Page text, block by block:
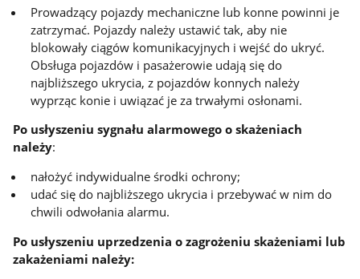
Prowadzący pojazdy mechaniczne lub konne powinni je
zatrzymać. Pojazdy należy ustawić tak, aby nie
blokowały ciągów komunikacyjnych i wejść do ukryć.
Obsługa pojazdów i pasażerowie udają się do
najbliższego ukrycia, z pojazdów konnych należy
wyprząc konie i uwiązać je za trwałymi osłonami.
Po usłyszeniu sygnału alarmowego o skażeniach
należy:
nałożyć indywidualne środki ochrony;
udać się do najbliższego ukrycia i przebywać w nim do
chwili odwołania alarmu.
Po usłyszeniu uprzedzenia o zagrożeniu skażeniami lub
zakażeniami należy: